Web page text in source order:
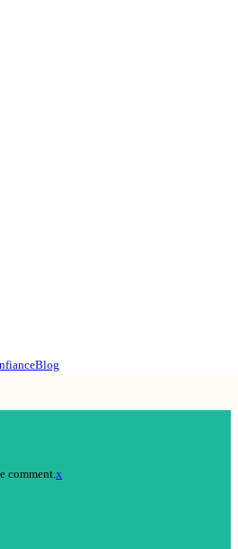
Blog
comment.x